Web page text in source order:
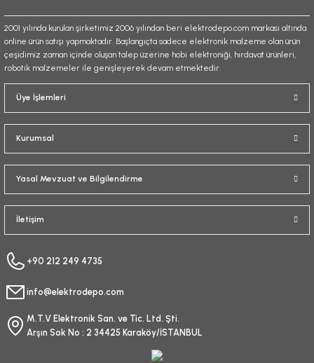
Gönder
2001 yılında kurulan şirketimiz 2006 yılından beri elektrodepo.com markası altında
online ürün satışı yapmaktadır. Başlangıçta sadece elektronik malzeme olan ürün
çeşidimiz zaman içinde oluşan talep üzerine hobi elektroniği, hırdavat ürünleri,
robotik malzemeler ile genişleyerek devam etmektedir.
Üye İşlemleri
Kurumsal
Yasal Mevzuat ve Bilgilendirme
İletişim
+90 212 249 4735
info@elektrodepo.com
M.T.V Elektronik San. ve Tic. Ltd. Şti.
Arşın Sok No : 2 34425 Karaköy/İSTANBUL